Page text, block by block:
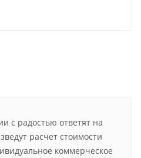
с радостью ответят на
расчет стоимости
коммерческое